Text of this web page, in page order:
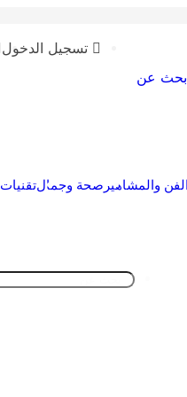
تسجيل الدخول
بحث عن
الفن والمشاهير صحة وجمالتقنيات